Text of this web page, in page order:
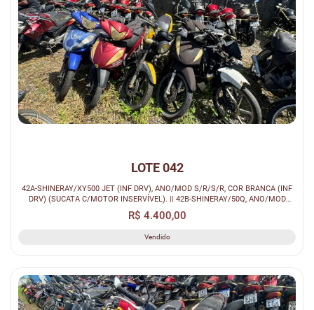
LOTE 042
42A-SHINERAY/XY500 JET (INF DRV), ANO/MOD S/R/S/R, COR BRANCA (INF
DRV) (SUCATA C/MOTOR INSERVÍVEL). || 42B-SHINERAY/50Q, ANO/MOD
2017/2017,...
R$ 4.400,00
Vendido